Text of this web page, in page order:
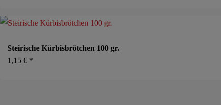
Steirische Kürbisbrötchen 100 gr.
1,15 € *